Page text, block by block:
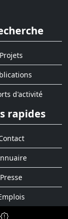
Projets
d'activité
rapides
Presse